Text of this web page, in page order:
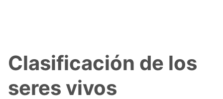
Clasificación de los
seres vivos